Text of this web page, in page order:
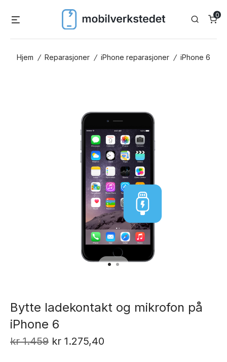
Search
0
Hjem / Reparasjoner / iPhone reparasjoner / iPhone 6
Bytte ladekontakt og mikrofon på
iPhone 6
kr1.459 Opprinnelig
kr 1.275,40